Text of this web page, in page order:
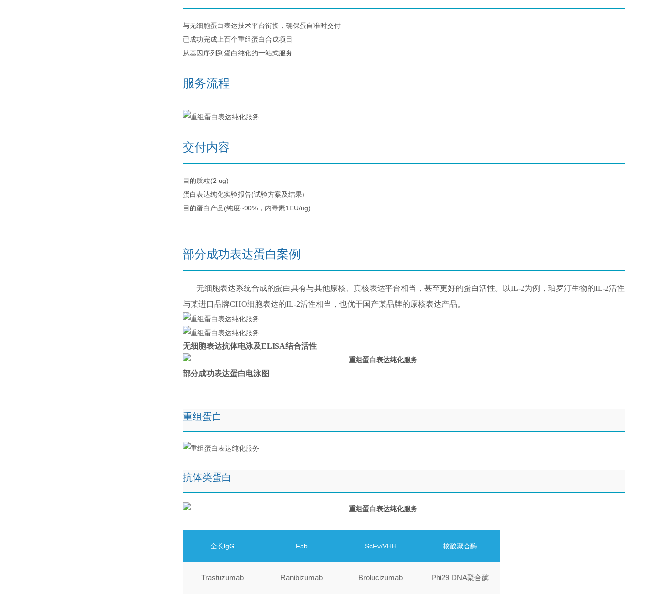
与无细胞蛋白表达技术平台衔接，确保蛋自准时交付
已成功完成上百个重组蛋白合成项目
从基因序列到蛋白纯化的一站式服务
服务流程
交付内容
目的质粒(2 ug)
蛋白表达纯化实验报告(试验方案及结果)
目的蛋白产品(纯度~90%，内毒素1EU/ug)
部分成功表达蛋白案例
无细胞表达系统合成的蛋白具有与其他原核、真核表达平台相当，甚至更好的蛋白活性。以IL-2为例，珀罗汀生物的IL-2活性
与某进口品牌CHO细胞表达的IL-2活性相当，也优于国产某品牌的原核表达产品。
无细胞表达抗体电泳及ELISA结合活性
部分成功表达蛋白电泳图
重组蛋白
抗体类蛋白
全长lgG Fab ScFv/VHH 核酸聚合酶
Trastuzumab Ranibizumab Brolucizumab Phi29 DNA聚合酶